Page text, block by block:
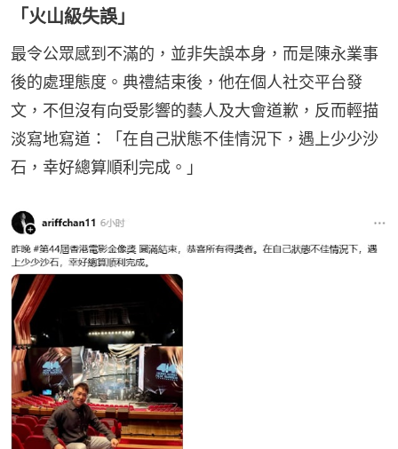
「火山級失誤」
最令公眾感到不滿的，並非失誤本身，而是陳永業事
後的處理態度。典禮結束後，他在個人社交平台發
文，不但沒有向受影響的藝人及大會道歉，反而輕描
淡寫地寫道：「在自己狀態不佳情況下，遇上少少沙
石，幸好總算順利完成。」